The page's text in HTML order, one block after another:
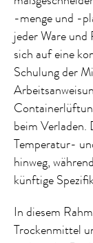
-menge und -
jeder Ware
sich auf eine
Schulung der
beim Verladen.
Temperatur-
hinweg,
künftige
In diesem
Trockenmittel